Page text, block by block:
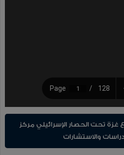
تحت الحصار الإسرائيلي مركز
والاستشارات